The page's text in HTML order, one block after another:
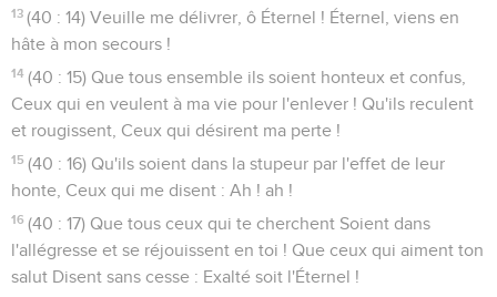
13 (40 : 14) Veuille me délivrer, ô Éternel ! Éternel, viens en
hâte à mon secours !
14 (40 : 15) Que tous ensemble ils soient honteux et confus,
Ceux qui en veulent à ma vie pour l'enlever ! Qu'ils reculent
et rougissent, Ceux qui désirent ma perte !
15 (40 : 16) Qu'ils soient dans la stupeur par l'effet de leur
honte, Ceux qui me disent : Ah ! ah !
16 (40 : 17) Que tous ceux qui te cherchent Soient dans
l'allégresse et se réjouissent en toi ! Que ceux qui aiment ton
salut Disent sans cesse : Exalté soit l'Éternel !